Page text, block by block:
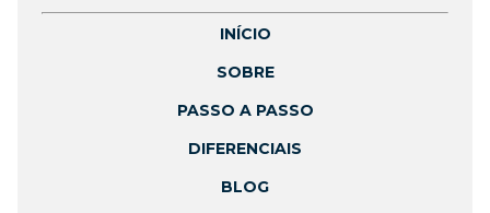
INÍCIO
SOBRE
PASSO A PASSO
DIFERENCIAIS
BLOG